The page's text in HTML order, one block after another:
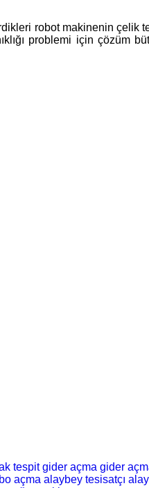
robot makinenin çelik
problemi için çözüm
tespit gider açma gider
açma alaybey tesisatçı